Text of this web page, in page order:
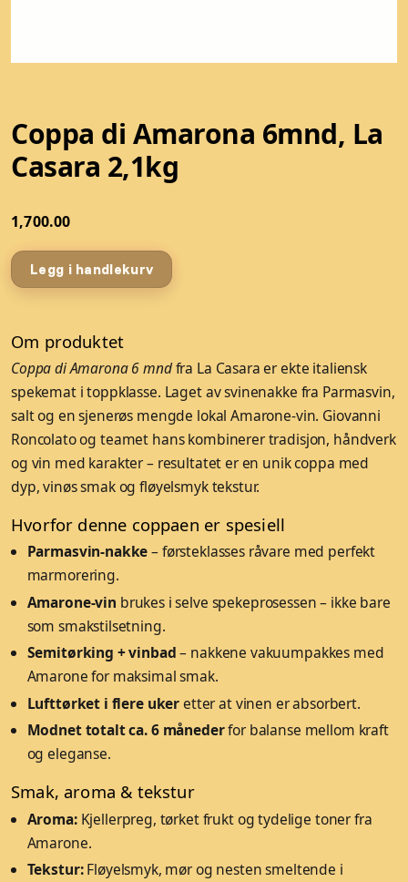
Coppa di Amarona 6mnd, La
Casara 2,1kg
1,700.00
Legg i handlekurv
Om produktet
Coppa di Amarona 6 mndfra La Casara er ekte italiensk
spekemat i toppklasse. Laget av svinenakke fra Parmasvin,
salt og en sjenerøs mengde lokal Amarone-vin. Giovanni
Roncolato og teamet hans kombinerer tradisjon, håndverk
og vin med karakter – resultatet er en unik coppa med
dyp, vinøs smak og fløyelsmyk tekstur.
Hvorfor denne coppaen er spesiell
Parmasvin-nakke– førsteklasses råvare med perfekt
marmorering.
Amarone-vin brukes i selve spekeprosessen – ikke bare
som smakstilsetning.
Semitørking + vinbad– nakkene vakuumpakkes med
Amarone for maksimal smak.
Lufttørket i flere ukeretter at vinen er absorbert.
Modnet totalt ca. 6 månederfor balanse mellom kraft
og eleganse.
Smak, aroma & tekstur
Aroma:Kjellerpreg, tørket frukt og tydelige toner fra
Amarone.
Tekstur:Fløyelsmyk, mør og nesten smeltende i